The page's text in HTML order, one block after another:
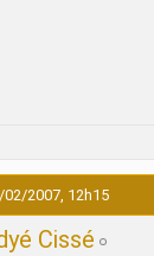
02/2007, 12h15
Cissé